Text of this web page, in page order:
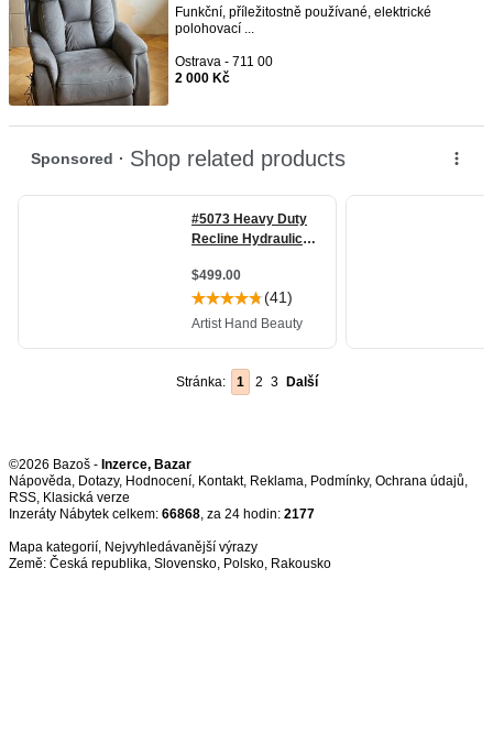
Funkční, příležitostně používané, elektrické
polohovací ...
Ostrava - 711 00
2 000 Kč
Stránka: 1 2 3 Další
©2026 Bazoš - Inzerce, Bazar
Nápověda, Dotazy, Hodnocení, Kontakt, Reklama, Podmínky, Ochrana údajů,
RSS,
Inzeráty Nábytek celkem: 66868, za 24 hodin: 2177
Mapa kategorií, Nejvyhledávanější výrazy
Země: Česká republika, Slovensko, Polsko, Rakousko